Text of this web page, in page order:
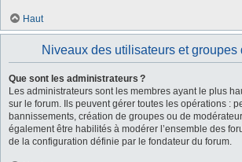
Haut
Niveaux des utilisateurs et groupes
Que sont les administrateurs ?
Les administrateurs sont les membres ayant le plus
sur le forum. Ils peuvent gérer toutes les opérations :
bannissements, création de groupes ou de
également être habilités à modérer l’ensemble des
de la configuration définie par le fondateur du forum.